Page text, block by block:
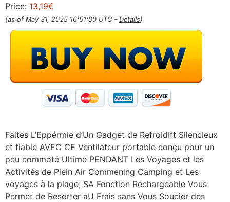
Price: 13,19€
(as of May 31, 2025 16:51:00 UTC – Details)
Faites L’Eppérmie d’Un Gadget de RefroidIft Silencieux
et fiable AVEC CE Ventilateur portable conçu pour un
peu commoté ​​Ultime PENDANT Les Voyages et les
Activités de Plein Air Commening Camping et Les
voyages à la plage; SA Fonction Rechargeable Vous
Permet de Reserter aU Frais sans Vous Soucier des